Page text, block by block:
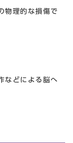
物理的な損傷で
などによる脳へ